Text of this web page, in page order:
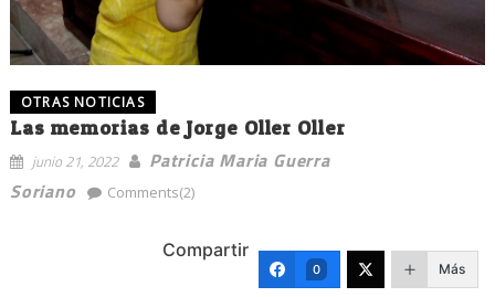
OTRAS NOTICIAS
Las memorias de Jorge Oller Oller
junio 21, 2022
Patricia Maria Guerra
Soriano
Comments(2)
Compartir
0 Más